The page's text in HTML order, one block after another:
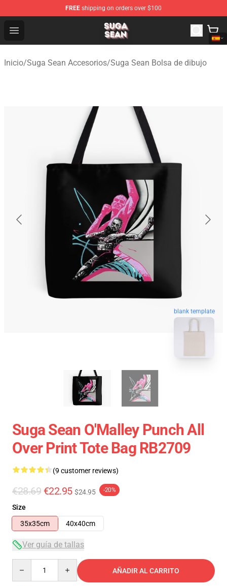
FREE shipping on orders over $100
Open menu
Suga Sean Shop - Official Suga Sean Merchandise Store
Inicio/Suga Sean Accesorios/Suga Sean Bolsa de dibujo
blank template
Suga Sean O'Malley Punch All
Over Print Tote Bag RB2709
(9 customer reviews)
€28.69 €22.95 $24.95 -20%
Size
35x35cm
40x40cm
Ver guía de tallas
AÑADIR AL CARRITO